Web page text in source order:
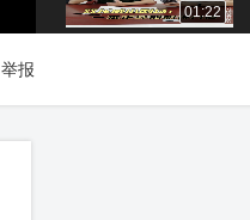
01:22
举报